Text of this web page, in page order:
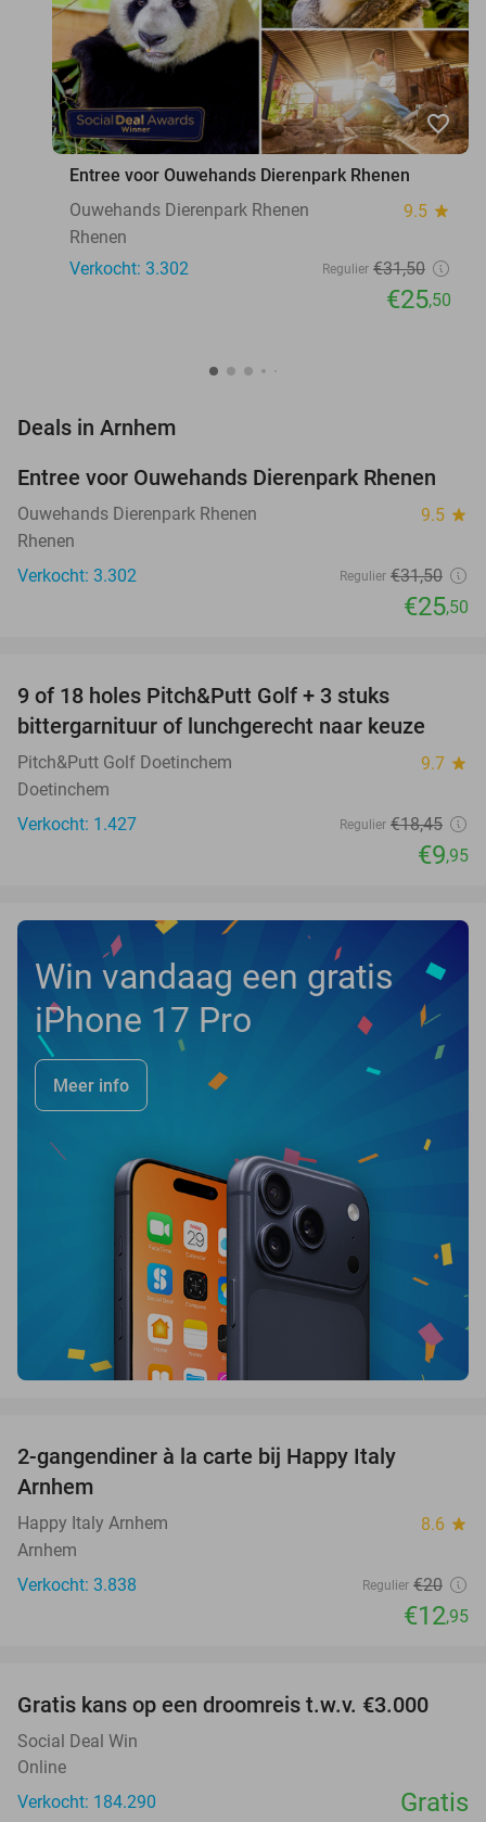
favorite_border
Entree voor Ouwehands Dierenpark Rhenen
Ouwehands Dierenpark Rhenen
9.5 star
Rhenen
Verkocht: 3.302
Regulier €31,50
€25,50
Deals in Arnhem
19%
Entree voor Ouwehands Dierenpark Rhenen
Ouwehands Dierenpark Rhenen 9.5 star
Rhenen
Verkocht: 3.302
Regulier €31,50
€25,50
9 of 18 holes Pitch&Putt Golf + 3 stuks
bittergarnituur of lunchgerecht naar keuze
Pitch&Putt Golf Doetinchem 9.7 star
Doetinchem
Verkocht: 1.427
Regulier €18,45
€9,95
Win vandaag een gratis
iPhone 17 Pro
Meer info
2-gangendiner à la carte bij Happy Italy
Arnhem
Happy Italy Arnhem 8.6 star
Arnhem
Verkocht: 3.838
Regulier €20
€12,95
Gratis kans op een droomreis t.w.v. €3.000
Social Deal Win
Online
Verkocht: 184.290
Gratis